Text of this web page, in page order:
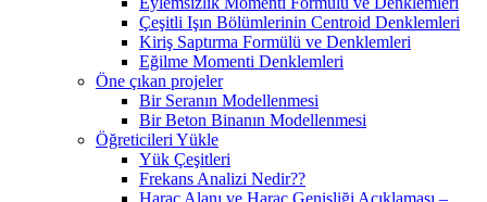
Çeşitli Işın Bölümlerinin Centroid Denklemleri
Kiriş Saptırma Formülü ve Denklemleri
Eğilme Momenti Denklemleri
Öne çıkan projeler
Bir Seranın Modellenmesi
Bir Beton Binanın Modellenmesi
Öğreticileri Yükle
Yük Çeşitleri
Frekans Analizi Nedir??